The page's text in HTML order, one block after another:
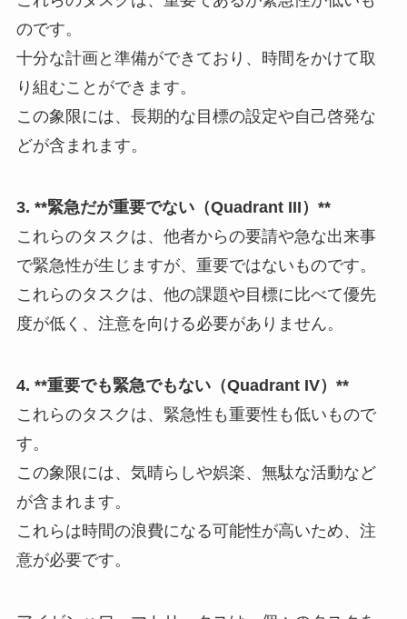
のです。
十分な計画と準備ができており、時間をかけて取
り組むことができます。
この象限には、長期的な目標の設定や自己啓発な
どが含まれます。
3. **緊急だが重要でない（Quadrant III）**
これらのタスクは、他者からの要請や急な出来事
で緊急性が生じますが、重要ではないものです。
これらのタスクは、他の課題や目標に比べて優先
度が低く、注意を向ける必要がありません。
4. **重要でも緊急でもない（Quadrant IV）**
これらのタスクは、緊急性も重要性も低いもので
す。
この象限には、気晴らしや娯楽、無駄な活動など
が含まれます。
これらは時間の浪費になる可能性が高いため、注
意が必要です。